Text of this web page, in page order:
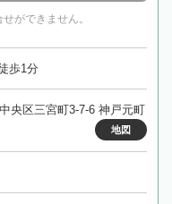
ができません。
歩1分
央区三宮町3-7-6 神戸元町
地図